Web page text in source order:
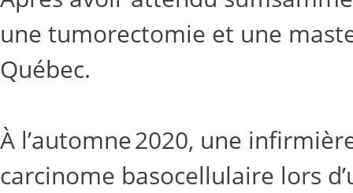
une tumorectomie et une
Québec.
À l’automne 2020, une
carcinome basocellulaire lors